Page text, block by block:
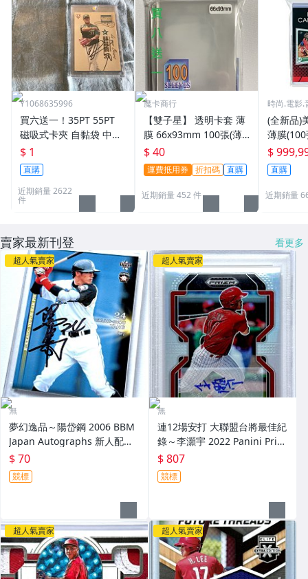
Y1068635996
買六送一！35PT 55PT
磁吸式卡夾 自黏袋 中華
職棒球員卡 遊戲王 寶可
夢PTCG 漫威 ultra pro
可用
$ 1
直購
近期銷量 2622
件
魔卡商行
【雙子星】 透明卡套 薄
膜 66x93mm 100張(薄)
適用 BBM MLB Topps C
PBL 球員卡
$ 40
運費抵用券 折扣碼 直購
近期銷量 452 件
時尚.電影.
(全新品)
薄膜
次到貨
$
直購
近期銷量
賣家最新刊登 看更多
超人氣賣家
無
夢幻逸品～陽岱鋼 2006 BBM
Japan Autographs 新人配布
簽名卡 加蓋BBM鋼印 RC～
$ 70
競標
超人氣賣家
無
連12場安打 大聯盟台將最佳紀
錄～李灝宇 2022 Panini Priz
m Draft Picks 亮面新人簽名鑑
定卡 RC PSA 9～
$ 807
競標
超人氣賣家 超人氣賣家